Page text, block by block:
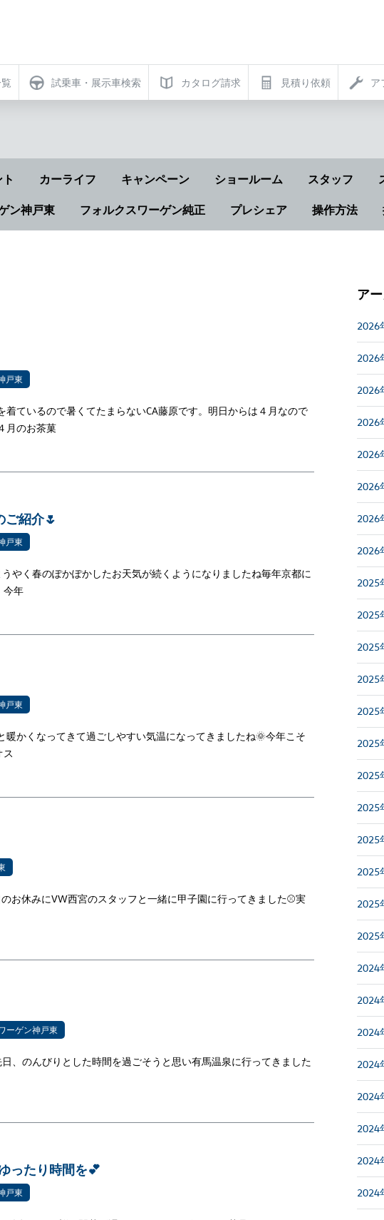
試乗車・展示車検索 カタログ請求 見積り依頼 ア
カーライフ キャンペーン ショールーム スタッフ
ン神戸東 フォルクスワーゲン純正 プレシェア 操作方法
戸東
着ているので暑くてたまらないCA藤原です。明日からは４月なので
月のお茶菓
ご紹介🌷
戸東
やく春のぽかぽかしたお天気が続くようになりましたね毎年京都に
今年
戸東
暖かくなってきて過ごしやすい気温になってきましたね🌞今年こそ
ス
お休みにVW西宮のスタッフと一緒に甲子園に行ってきました⚾実
ーゲン神戸東
、のんびりとした時間を過ごそうと思い有馬温泉に行ってきました
ったり時間を💕
戸東
ア
2026
2026
2026
2026
2026
2026
2026
2026
2025
2025
2025
2025
2025
2025
2025
2025
2025
2025
2025
2025
2024
2024
2024
2024
2024
2024
2024
2024